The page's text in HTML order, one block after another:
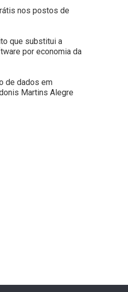
nos postos de
que substitui a
por economia da
de dados em
Martins Alegre